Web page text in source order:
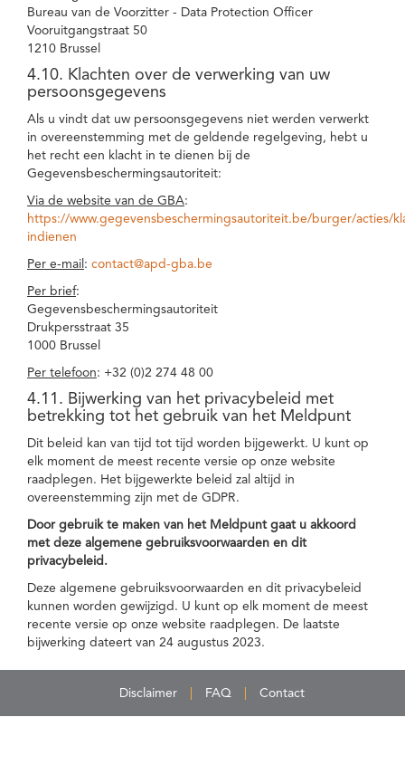
Bureau van de Voorzitter - Data Protection Officer
Vooruitgangstraat 50
1210 Brussel
4.10. Klachten over de verwerking van uw
persoonsgegevens
Als u vindt dat uw persoonsgegevens niet werden verwerkt
in overeenstemming met de geldende regelgeving, hebt u
het recht een klacht in te dienen bij de
Gegevensbeschermingsautoriteit:
Via de website van de GBA:
https://www.gegevensbeschermingsautoriteit.be/burger/acties/
indienen
Per e-mail : contact@apd-gba.be
Per brief:
Gegevensbeschermingsautoriteit
Drukpersstraat 35
1000 Brussel
Per telefoon: +32 (0)2 274 48 00
4.11. Bijwerking van het privacybeleid met
betrekking tot het gebruik van het Meldpunt
Dit beleid kan van tijd tot tijd worden bijgewerkt. U kunt op
elk moment de meest recente versie op onze website
raadplegen. Het bijgewerkte beleid zal altijd in
overeenstemming zijn met de GDPR.
Door gebruik te maken van het Meldpunt gaat u akkoord
met deze algemene gebruiksvoorwaarden en dit
privacybeleid.
Deze algemene gebruiksvoorwaarden en dit privacybeleid
kunnen worden gewijzigd. U kunt op elk moment de meest
recente versie op onze website raadplegen. De laatste
bijwerking dateert van 24 augustus 2023.
Disclaimer FAQ Contact